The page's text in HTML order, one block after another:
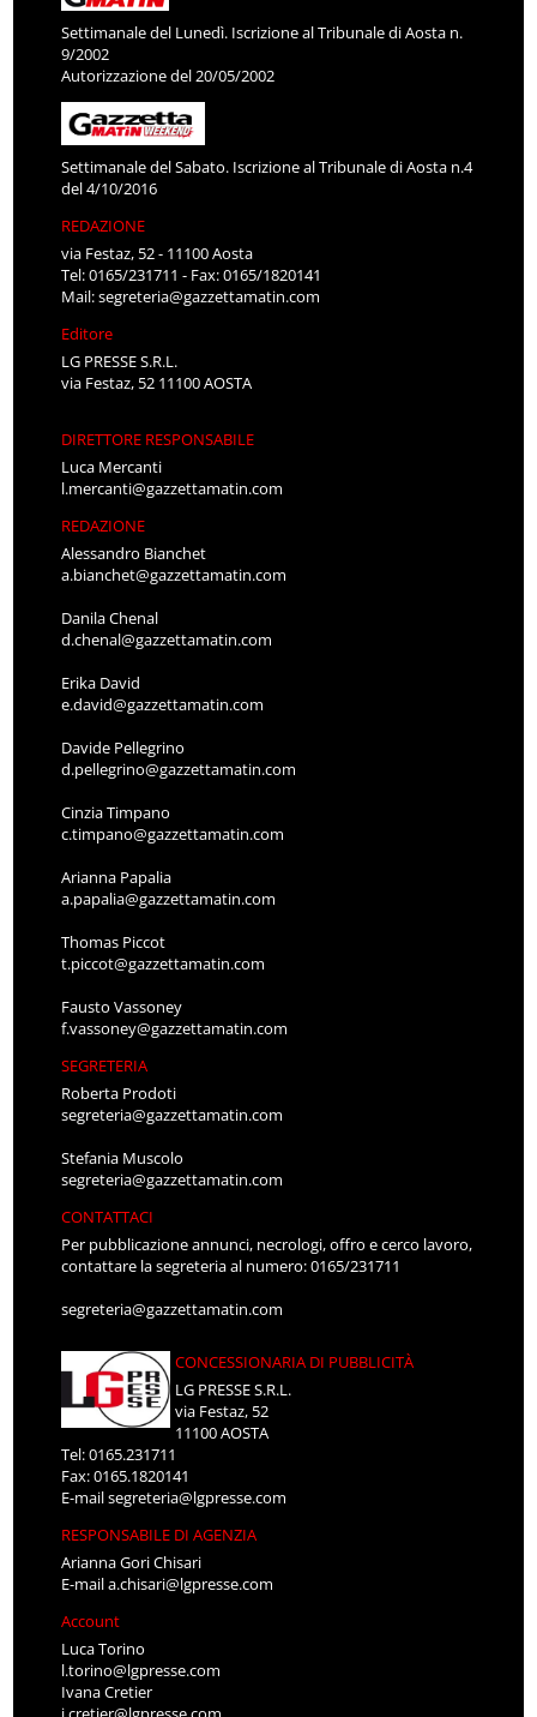
Settimanale del Lunedì. Iscrizione al Tribunale di Aosta n.
9/2002
Autorizzazione del 20/05/2002
Settimanale del Sabato. Iscrizione al Tribunale di Aosta n.4
del 4/10/2016
REDAZIONE
via Festaz, 52 - 11100 Aosta
Tel: 0165/231711 - Fax: 0165/1820141
Mail:segreteria@gazzettamatin.com
Editore
LG PRESSE S.R.L.
via Festaz, 52 11100 AOSTA
DIRETTORE RESPONSABILE
Luca Mercanti
l.mercanti@gazzettamatin.com
REDAZIONE
Alessandro Bianchet
a.bianchet@gazzettamatin.com
Danila Chenal
d.chenal@gazzettamatin.com
Erika David
e.david@gazzettamatin.com
Davide Pellegrino
d.pellegrino@gazzettamatin.com
Cinzia Timpano
c.timpano@gazzettamatin.com
Arianna Papalia
a.papalia@gazzettamatin.com
Thomas Piccot
t.piccot@gazzettamatin.com
Fausto Vassoney
f.vassoney@gazzettamatin.com
SEGRETERIA
Roberta Prodoti
segreteria@gazzettamatin.com
Stefania Muscolo
segreteria@gazzettamatin.com
CONTATTACI
Per pubblicazione annunci, necrologi, offro e cerco lavoro,
contattare la segreteria al numero: 0165/231711
segreteria@gazzettamatin.com
CONCESSIONARIA DI PUBBLICITÀ
LG PRESSE S.R.L.
via Festaz, 52
11100 AOSTA
Tel: 0165.231711
Fax: 0165.1820141
E-mailsegreteria@lgpresse.com
RESPONSABILE DI AGENZIA
Arianna Gori Chisari
E-maila.chisari@lgpresse.com
Account
Luca Torino
l.torino@lgpresse.com
Ivana Cretier